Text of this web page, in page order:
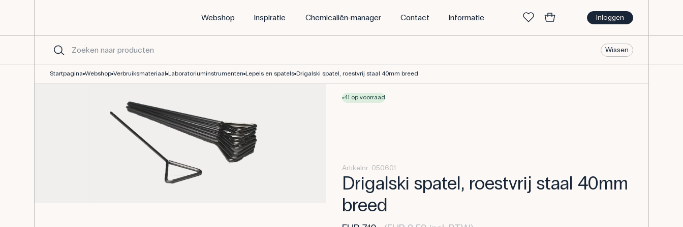
Inloggen
Webshop Inspiratie Chemicaliën-manager Contact Informatie
Wissen
Startpagina Webshop Verbruiksmateriaal Laboratoriuminstrumenten Lepels en spatels Drigalski spatel, roestvrij staal 40mm breed
41 op voorraad
Artikelnr. 050601
Drigalski spatel, roestvrij staal 40mm
breed